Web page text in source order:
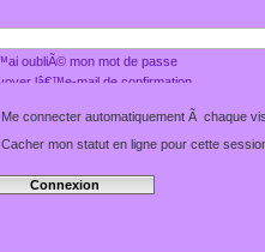
oubliÃ© mon mot de passe
lâ€™e-mail de confirmation
Me connecter automatiquement Ã chaque
Cacher mon statut en ligne pour cette